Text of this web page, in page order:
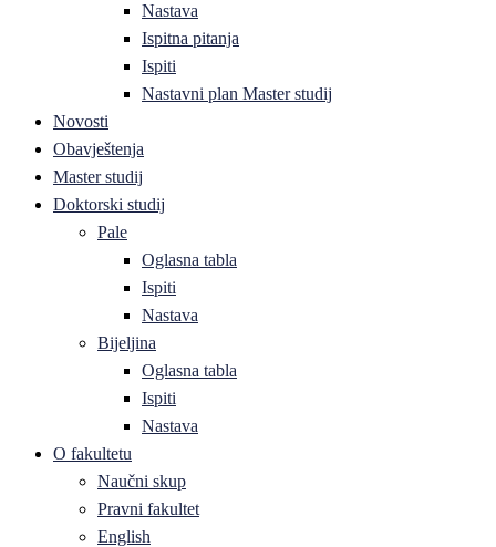
Nastava
Ispitna pitanja
Ispiti
Nastavni plan Master studij
Novosti
Obavještenja
Master studij
Doktorski studij
Pale
Oglasna tabla
Ispiti
Nastava
Bijeljina
Oglasna tabla
Ispiti
Nastava
O fakultetu
Naučni skup
Pravni fakultet
English